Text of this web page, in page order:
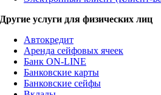
Другие услуги для физических лиц
Автокредит
Аренда сейфовых ячеек
Банк ON-LINE
Банковские карты
Банковские сейфы